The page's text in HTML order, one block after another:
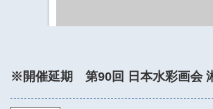
※開催延期 第90回 日本水彩画会